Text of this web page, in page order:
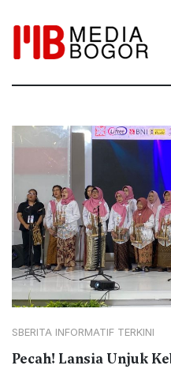
SBERITA INFORMATIF TERKINI
Pecah! Lansia Unjuk